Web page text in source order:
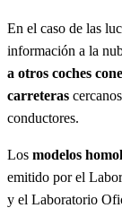
En el caso de las
información a la
a otros coches
carreteras
conductores.
Los modelos
emitido por el
y el Laboratorio